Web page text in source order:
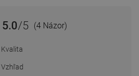
5.0/5 (4 Názor)
Kvalita
Vzhľad